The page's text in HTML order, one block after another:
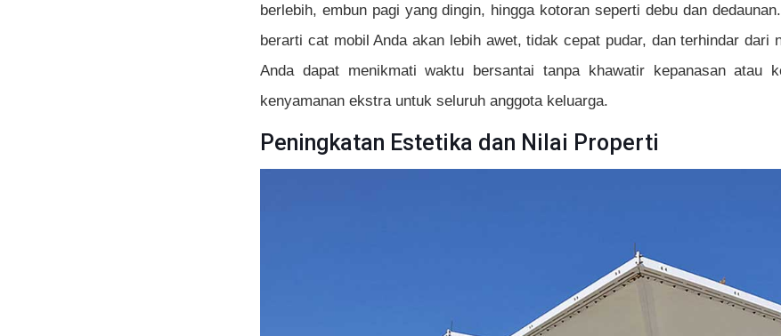
berlebih, embun pagi yang dingin, hingga kotoran seperti debu dan
berarti cat mobil Anda akan lebih awet, tidak cepat pudar, dan terhindar dari
Anda dapat menikmati waktu bersantai tanpa khawatir kepanasan atau
kenyamanan ekstra untuk seluruh anggota keluarga.
Peningkatan Estetika dan Nilai Properti